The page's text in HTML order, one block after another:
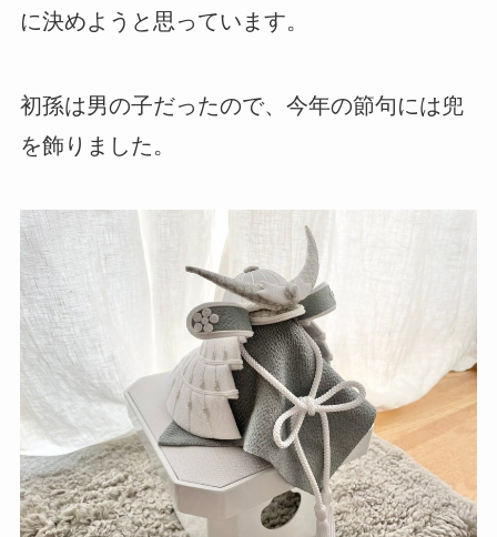
に決めようと思っています。
初孫は男の子だったので、今年の節句には兜
を飾りました。